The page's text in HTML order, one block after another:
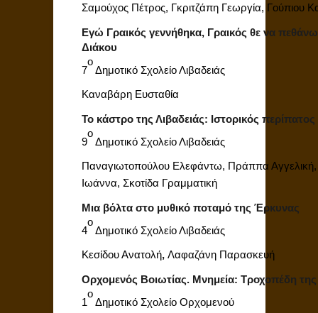
Σαμούχος Πέτρος, Γκριτζάπη Γεωργία, Γούπιου
Εγώ Γραικός γεννήθηκα, Γραικός θε να
Διάκου
7
ο
Δημοτικό Σχολείο Λιβαδειάς
Καναβάρη Ευσταθία
Το κάστρο της Λιβαδειάς: Ιστορικός περίπατος
9
ο
Δημοτικό Σχολείο Λιβαδειάς
Παναγιωτοπούλου Ελεφάντω, Πράππα
Ιωάννα, Σκοτίδα Γραμματική
Μια βόλτα στο μυθικό ποταμό της Έρκυνας
4
ο
Δημοτικό Σχολείο Λιβαδειάς
Κεσίδου Ανατολή, Λαφαζάνη Παρασκευή
Ορχομενός Βοιωτίας. Μνημεία: Τροχοπέδη
1
ο
Δημοτικό Σχολείο Ορχομενού